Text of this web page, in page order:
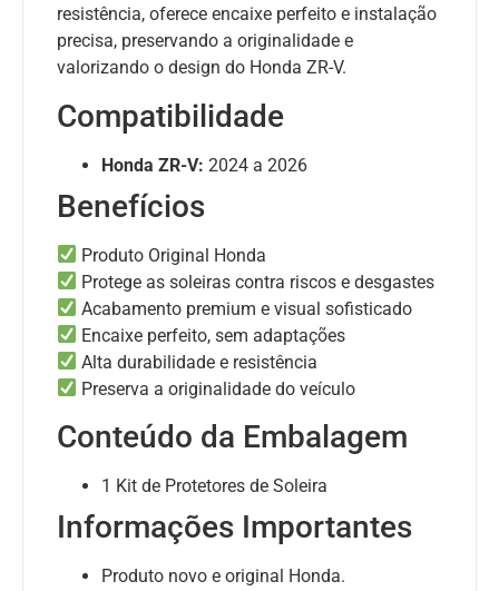
resistência, oferece encaixe perfeito e instalação
precisa, preservando a originalidade e
valorizando o design do Honda ZR-V.
Compatibilidade
Honda ZR-V: 2024 a 2026
Benefícios
Produto Original Honda
Protege as soleiras contra riscos e desgastes
Acabamento premium e visual sofisticado
Encaixe perfeito, sem adaptações
Alta durabilidade e resistência
Preserva a originalidade do veículo
Conteúdo da Embalagem
1 Kit de Protetores de Soleira
Informações Importantes
Produto novo e original Honda.